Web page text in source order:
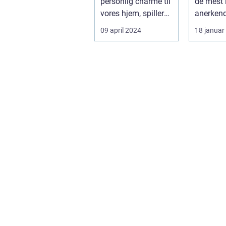
vores hjem, spiller
billedrammer en a...
09 april 2024
lang
18